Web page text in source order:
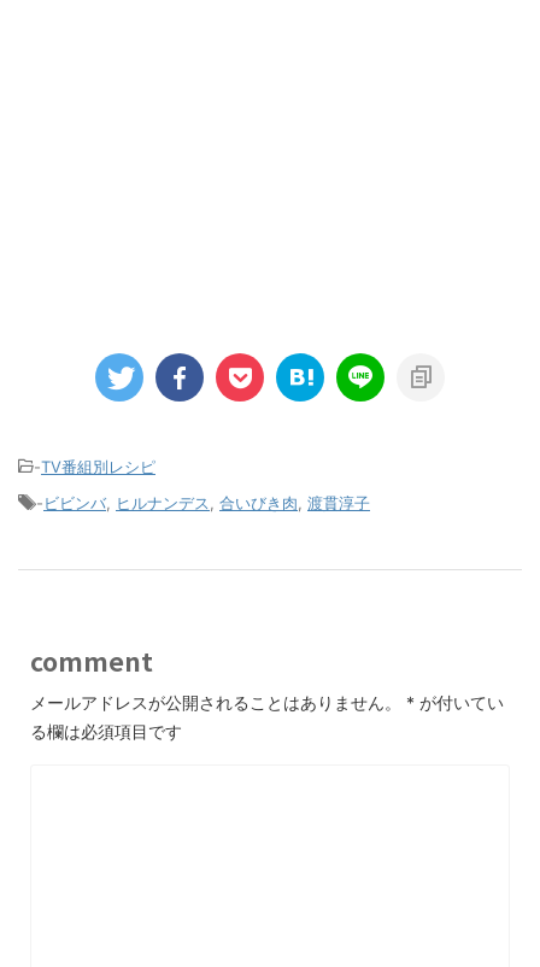
-TV番組別レシピ
-ビビンバ ヒルナンデス 合いびき肉 渡貫淳子
comment
メールアドレスが公開されることはありません。 * が付いてい
る欄は必須項目です